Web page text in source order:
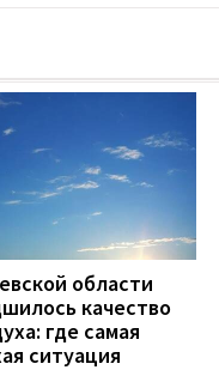
области
качество
где самая
ситуация